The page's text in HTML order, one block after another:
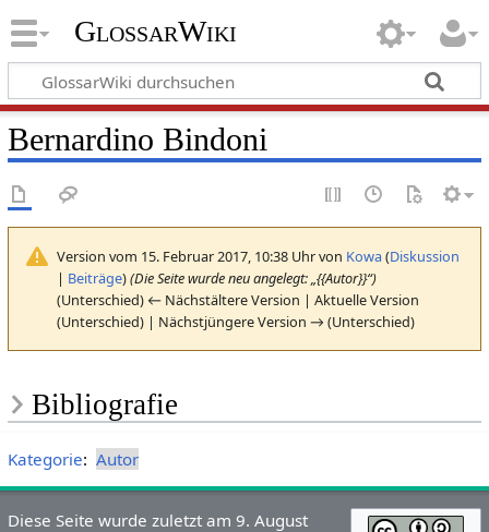
GlossarWiki
Bernardino Bindoni
Version vom 15. Februar 2017, 10:38 Uhr von Kowa(Diskussion
| Beiträge)(Die Seite wurde neu angelegt: „{{Autor}}“)
(Unterschied) ← Nächstältere Version | Aktuelle Version
(Unterschied) | Nächstjüngere Version → (Unterschied)
Bibliografie
Kategorie: Autor
Diese Seite wurde zuletzt am 9. August